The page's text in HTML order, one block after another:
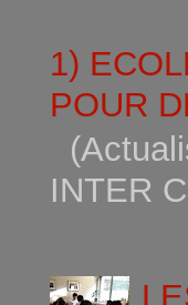
1)
POUR
INTER